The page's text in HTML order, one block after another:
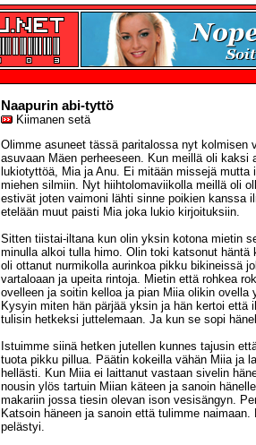
Naapurin abi-tyttö
Kiimanen setä
Olimme asuneet tässä paritalossa nyt kolmisen
asuvaan Mäen perheeseen. Kun meillä oli
lukiotyttöä, Mia ja Anu. Ei mitään missejä
miehen silmiin. Nyt hiihtolomaviikolla meillä oli
estivät joten vaimoni lähti sinne poikien kanssa
etelään muut paisti Mia joka lukio kirjoituksiin.
Sitten tiistai-iltana kun olin yksin kotona mietin
minulla alkoi tulla himo. Olin toki katsonut
oli ottanut nurmikolla aurinkoa pikku bikineissä
vartaloaan ja upeita rintoja. Mietin että rohkea
ovelleen ja soitin kelloa ja pian Miia olikin
Kysyin miten hän pärjää yksin ja hän kertoi että
tulisin hetkeksi juttelemaan. Ja kun se sopi
Istuimme siinä hetken jutellen kunnes tajusin
tuota pikku pillua. Päätin kokeilla vähän Miia ja
hellästi. Kun Miia ei laittanut vastaan sivelin
nousin ylös tartuin Miian käteen ja sanoin
makariin jossa tiesin olevan ison vesisängyn.
Katsoin häneen ja sanoin että tulimme
pelästyi.